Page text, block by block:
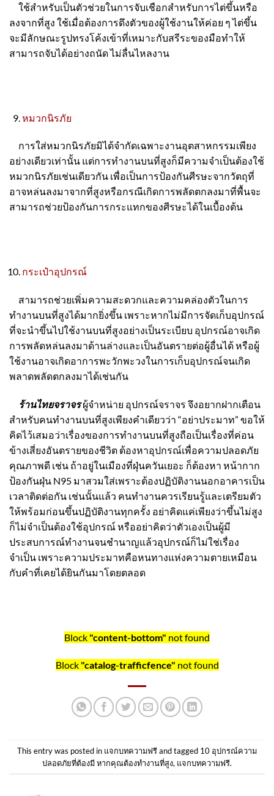
ใช้สำหรับเป็นตัวช่วยในการจับเชือกสำหรับการไต่ขึ้นหรือ
ลงจากที่สูง ใช้เมื่อต้องการดึงตัวของผู้ใช้งานให้ค่อย ๆ ไต่ขึ้น
จะมีลักษณะรูปทรงโค้งเข้าที่เหมาะกับสรีระของมือทำให้
สามารถจับได้อย่างถนัด ไม่ลื่นไหลงาน
หมวกนิรภัย
การใส่หมวกนิรภัยมิได้จำกัดเฉพาะงานอุตสาหกรรมเพียง
อย่างเดียวเท่านั้น แต่การทำงานบนที่สูงก็มีความจำเป็นต้องใช้
หมวกนิรภัยเช่นเดียวกัน เพื่อเป็นการป้องกันศีรษะจากวัตถุที่
อาจหล่นลงมาจากที่สูงหรือกรณีเกิดการพลัดตกลงมาที่พื้นจะ
สามารถช่วยป้องกันการกระแทกของศีรษะได้ในเบื้องต้น
กระเป๋าอุปกรณ์
สามารถช่วยเพิ่มความสะดวกและความคล่องตัวในการ
ทำงานบนที่สูงได้มากยิ่งขึ้น เพราะหากไม่มีการจัดเก็บอุปกรณ์
ที่จะนำขึ้นไปใช้งานบนที่สูงอย่างเป็นระเบียบ อุปกรณ์อาจเกิด
การพลัดหล่นลงมาด้านล่างและเป็นอันตรายต่อผู้อื่นได้ หรือผู้
ใช้งานอาจเกิดอาการพะวักพะวงในการเก็บอุปกรณ์จนเกิด
พลาดพลัดตกลงมาได้เช่นกัน
ร้านไทยจราจรผู้จำหน่าย อุปกรณ์จราจร จึงอยากฝากเตือน
สำหรับคนทำงานบนที่สูงเพียงคำเดียวว่า “อย่าประมาท” ขอให้
คิดไว้เสมอว่าเรื่องของการทำงานบนที่สูงถือเป็นเรื่องที่ค่อน
ข้างเสี่ยงอันตรายของชีวิต ต้องหาอุปกรณ์เพื่อความปลอดภัย
คุณภาพดี เช่น ถ้าอยู่ในเมืองที่ฝุ่นควันเยอะ ก็ต้องหา หน้ากาก
ป้องกันฝุ่น N95 มาสวมใส่เพราะต้องปฏิบัติงานนอกอาคารเป็น
เวลาติดต่อกัน เช่นนั้นแล้ว คนทำงานควรเรียนรู้และเตรียมตัว
ให้พร้อมก่อนขึ้นปฏิบัติงานทุกครั้ง อย่าคิดแค่เพียงว่าขึ้นไม่สูง
ก็ไม่จำเป็นต้องใช้อุปกรณ์ หรืออย่าคิดว่าตัวเองเป็นผู้มี
ประสบการณ์ทำงานจนชำนาญแล้วอุปกรณ์ก็ไม่ใช่เรื่อง
จำเป็น เพราะความประมาทคือหนทางแห่งความตายเหมือน
กับคำที่เคยได้ยินกันมาโดยตลอด
Block "content-bottom" not found
Block "catalog-trafficfence" not found
This entry was posted in แจกบทความฟรีand tagged 10 อุปกรณ์ความ
ปลอดภัยที่ต้องมี หากคุณต้องทำงานที่สูง, แจกบทความฟรี.